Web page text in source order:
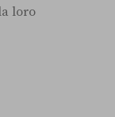
loro